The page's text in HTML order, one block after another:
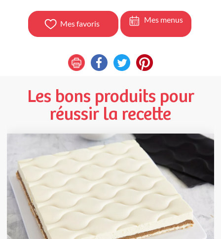
Mes favoris Mes menus
Les bons produits pour
réussir la recette